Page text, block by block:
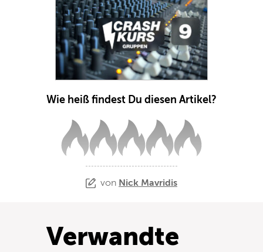
Wie heiß findest Du diesen Artikel?
von Nick Mavridis
Verwandte